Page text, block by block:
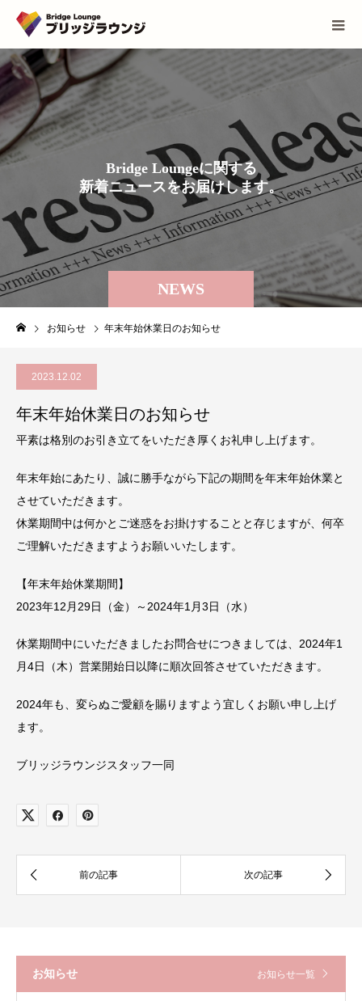
NEWS
Bridge Loungeに関する
新着ニュースをお届けします。
お知らせ 年末年始休業日のお知らせ
2023.12.02
年末年始休業日のお知らせ
平素は格別のお引き立てをいただき厚くお礼申し上げます。
年末年始にあたり、誠に勝手ながら下記の期間を年末年始休業と
させていただきます。
休業期間中は何かとご迷惑をお掛けすることと存じますが、何卒
ご理解いただきますようお願いいたします。
【年末年始休業期間】
2023年12月29日（金）～2024年1月3日（水）
休業期間中にいただきましたお問合せにつきましては、2024年1
月4日（木）営業開始日以降に順次回答させていただきます。
2024年も、変らぬご愛顧を賜りますよう宜しくお願い申し上げ
ます。
ブリッジラウンジスタッフ一同
お知らせ お知らせ一覧